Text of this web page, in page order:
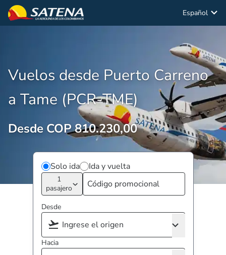
Español
Vuelos desde Puerto Carreno
a Tame (PCR-TME)
Desde COP 810.230,00
Solo ida Ida y vuelta
1
pasajero
Desde
Hacia